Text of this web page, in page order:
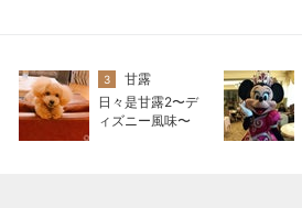
3
甘露
日々是甘露2〜デ
ィズニー風味〜